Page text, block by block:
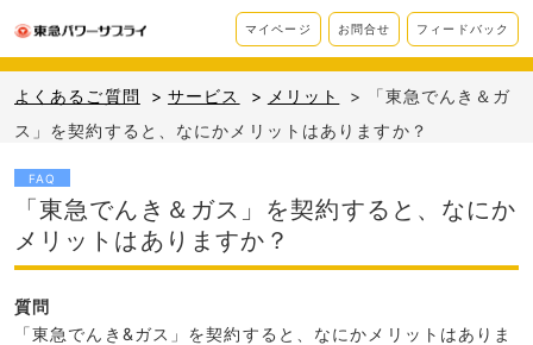
マイページ お問合せ フィードバック
よくあるご質問 > サービス > メリット >
「東急でんき＆ガ
ス」を契約すると、なにかメリットはありますか？
FAQ
「東急でんき＆ガス」を契約すると、なにか
メリットはありますか？
質問
「東急でんき&ガス」を契約すると、なにかメリットはありま